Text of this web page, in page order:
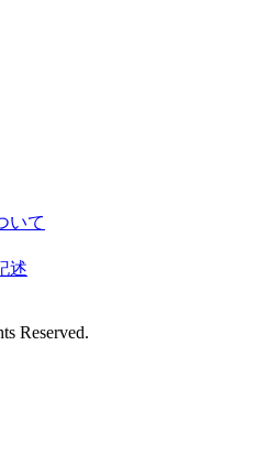
いて
述
Reserved.